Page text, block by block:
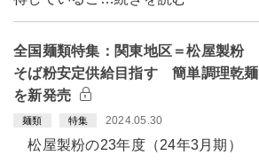
全国麺類特集：関東地区＝松屋製粉
そば粉安定供給目指す 簡単調理乾麺
を新発売
麺類 特集 2024.05.30
松屋製粉の23年度（24年3月期）